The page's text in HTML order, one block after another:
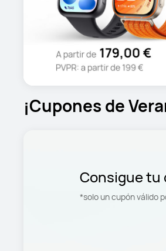
¡Cupones de
Consigue tu
*solo un cupón válido